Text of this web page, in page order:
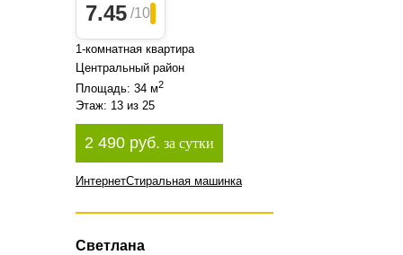
7.45 /10
1-комнатная квартира
Центральный район
Площадь: 34 м2
Этаж: 13 из 25
2 490 руб. за сутки
ИнтернетСтиральная машинка
Светлана